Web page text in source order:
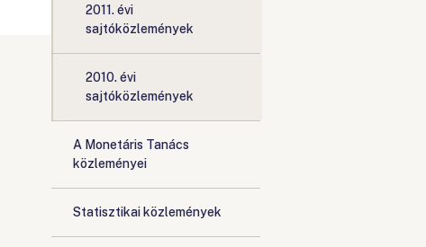
2011. évi
sajtóközlemények
2010. évi
sajtóközlemények
A Monetáris Tanács
közleményei
Statisztikai közlemények